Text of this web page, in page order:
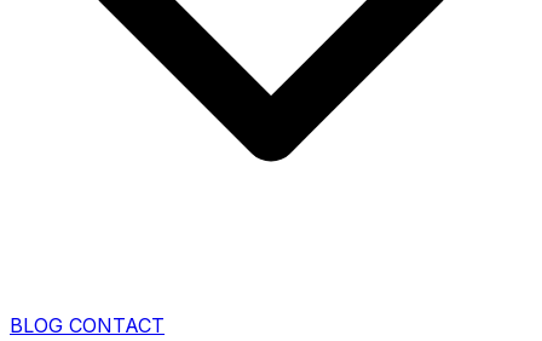
BLOG CONTACT